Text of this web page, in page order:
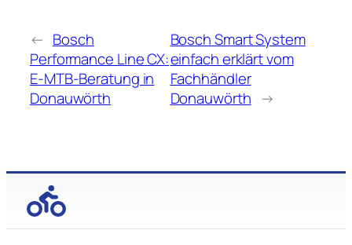
← Bosch
Performance Line CX:
E-MTB-Beratung in
Donauwörth
Bosch Smart System
einfach erklärt vom
Fachhändler
Donauwörth →